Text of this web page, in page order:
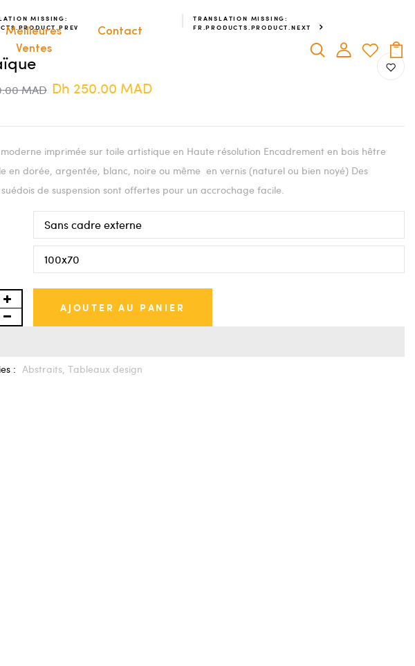
Meilleures
Ventes
Contact
MISSING:
TRANSLATION MISSING:
FR.PRODUCTS.PRODUCT.NEXT
MAD Dh 250.00 MAD
imprimée sur toile artistique en Haute résolution Encadrement en bois hêtre
en dorée, argentée, blanc, noire ou même en vernis (naturel ou bien noyé) Des
de suspension sont offertes pour un accrochage facile.
AJOUTER AU PANIER
: Abstraits, Tableaux design